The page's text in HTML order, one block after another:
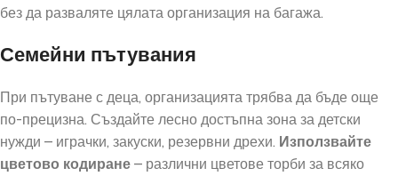
без да разваляте цялата организация на багажа.
Семейни пътувания
При пътуване с деца, организацията трябва да бъде още
по-прецизна. Създайте лесно достъпна зона за детски
нужди – играчки, закуски, резервни дрехи. Използвайте
цветово кодиране – различни цветове торби за всяко